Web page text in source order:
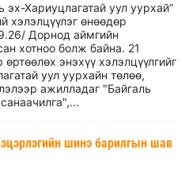
эх-Хариуцлагатай уул уурхай”
хэлэлцүүлэг өнөөдөр
Дорнод аймгийн
хотноо болж байна. 21
өртөөлөх энэхүү хэлэлцүүлгийг
уул уурхайн төлөө,
ажилладаг "Байгаль
шинэ барилгын шав